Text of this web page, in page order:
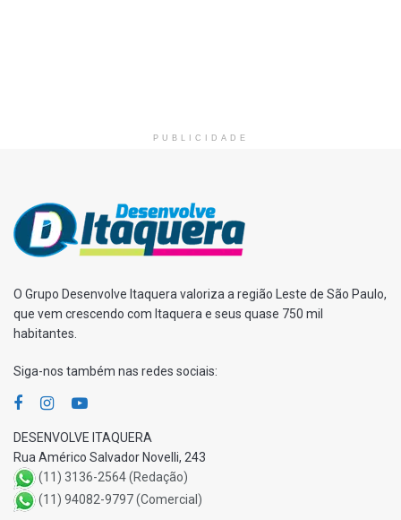
PUBLICIDADE
O Grupo Desenvolve Itaquera valoriza a região Leste de São Paulo,
que vem crescendo com Itaquera e seus quase 750 mil
habitantes.
Siga-nos também nas redes sociais:
DESENVOLVE ITAQUERA
Rua Américo Salvador Novelli, 243
(11) 3136-2564 (Redação)
(11) 94082-9797 (Comercial)